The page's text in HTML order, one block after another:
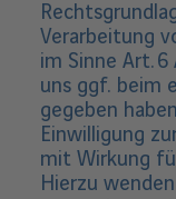
Verarbeitung
im Sinne Art. 6
uns ggf. beim
gegeben
Einwilligung
mit Wirkung
Hierzu